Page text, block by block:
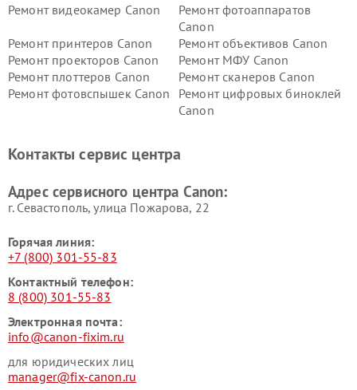
Ремонт видеокамер Canon
Ремонт фотоаппаратов
Canon
Ремонт принтеров Canon
Ремонт объективов Canon
Ремонт проекторов Canon
Ремонт МФУ Canon
Ремонт плоттеров Canon
Ремонт сканеров Canon
Ремонт фотовспышек Canon
Ремонт цифровых биноклей
Canon
Контакты сервис центра
Адрес сервисного центра Canon:
г. Севастополь, улица Пожарова, 22
Горячая линия:
+7 (800) 301-55-83
Контактный телефон:
8 (800) 301-55-83
Электронная почта:
info@canon-fixim.ru
для юридических лиц
manager@fix-canon.ru